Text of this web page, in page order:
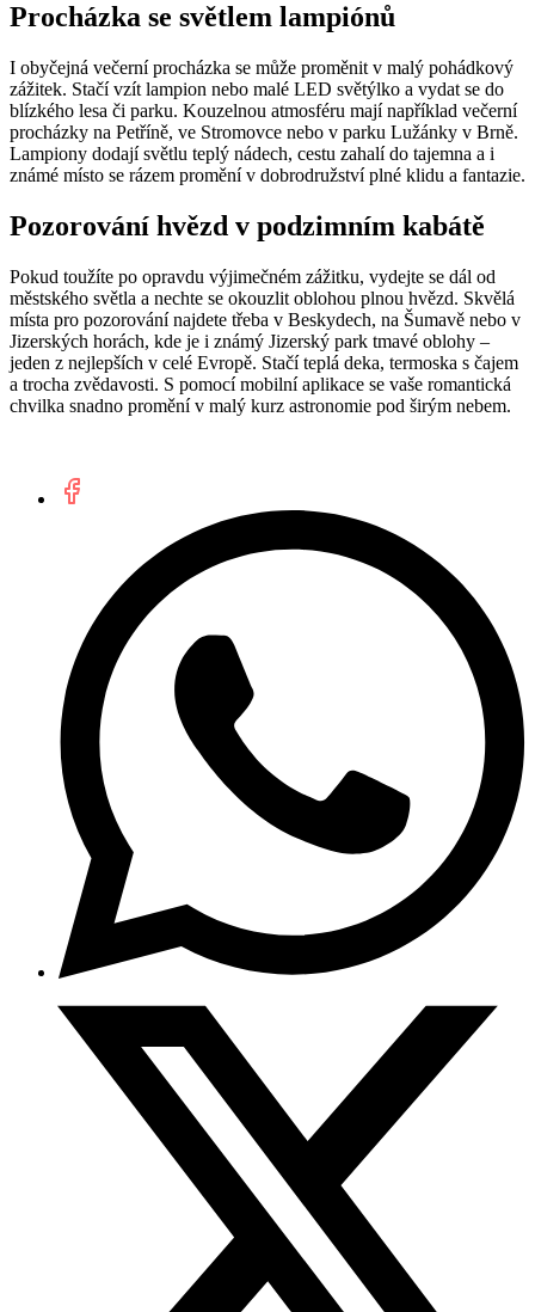
Procházka se světlem lampiónů
I obyčejná večerní procházka se může proměnit v malý pohádkový
zážitek. Stačí vzít lampion nebo malé LED světýlko a vydat se do
blízkého lesa či parku. Kouzelnou atmosféru mají například večerní
procházky na Petříně, ve Stromovce nebo v parku Lužánky v Brně.
Lampiony dodají světlu teplý nádech, cestu zahalí do tajemna a i
známé místo se rázem promění v dobrodružství plné klidu a fantazie.
Pozorování hvězd v podzimním kabátě
Pokud toužíte po opravdu výjimečném zážitku, vydejte se dál od
městského světla a nechte se okouzlit oblohou plnou hvězd. Skvělá
místa pro pozorování najdete třeba v Beskydech, na Šumavě nebo v
Jizerských horách, kde je i známý Jizerský park tmavé oblohy –
jeden z nejlepších v celé Evropě. Stačí teplá deka, termoska s čajem
a trocha zvědavosti. S pomocí mobilní aplikace se vaše romantická
chvilka snadno promění v malý kurz astronomie pod širým nebem.